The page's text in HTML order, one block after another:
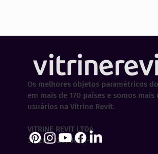
Os melhores objetos paramétricos
em mais de 170 países e somos mais
usuários na Vitrine Revit.
VITRINE REVIT LTDA
30.202.323/0001-29